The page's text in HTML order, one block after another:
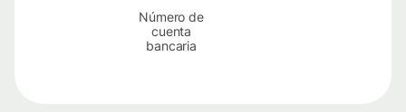
Número de
cuenta
bancaria